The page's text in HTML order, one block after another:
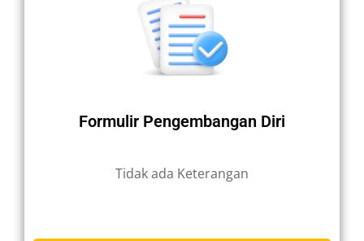
Formulir Pengembangan Diri
Tidak ada Keterangan